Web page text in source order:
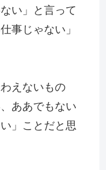
い」と言って
事じゃない」
えないもの
ああでもない
」ことだと思